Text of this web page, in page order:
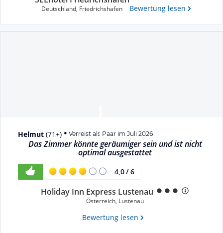
Deutschland, Friedrichshafen Bewertung lesen
Helmut (71+) Verreist als Paar im Juli 2026
Das Zimmer könnte geräumiger sein und ist nicht
optimal ausgestattet
4,0/ 6
Holiday Inn Express Lustenau
Österreich, Lustenau
Bewertung lesen